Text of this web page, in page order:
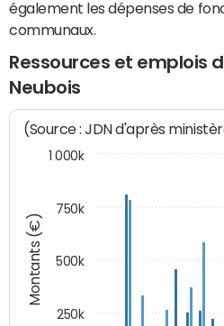
également les dépenses de
communaux.
Ressources et emplois
Neubois
Montants (€)
(Source : JDN d'après
250k
500k
750k
1 000k